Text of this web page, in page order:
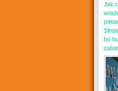
Jak
bo